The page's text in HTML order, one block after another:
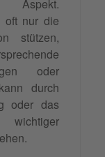
oft nur die
stützen,
oder
durch
oder das